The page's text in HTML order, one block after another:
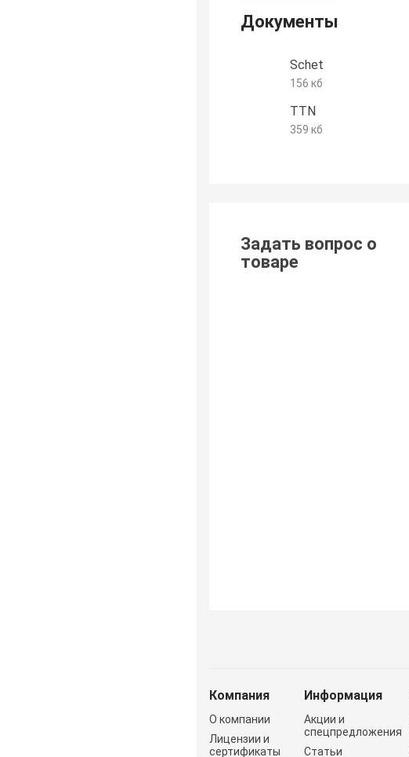
Документы
Schet
156 кб
TTN
359 кб
Задать вопрос о
товаре
Компания
О компании
Лицензии и
сертификаты
Информация
Акции и
спецпредложения
Статьи